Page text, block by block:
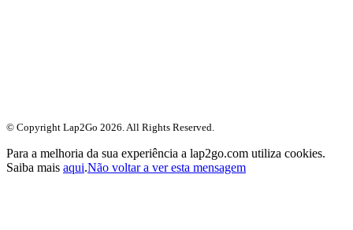
© Copyright Lap2Go 2026 . All Rights Reserved.
Para a melhoria da sua experiência a lap2go.com utiliza cookies.
Saiba mais aqui.Não voltar a ver esta mensagem